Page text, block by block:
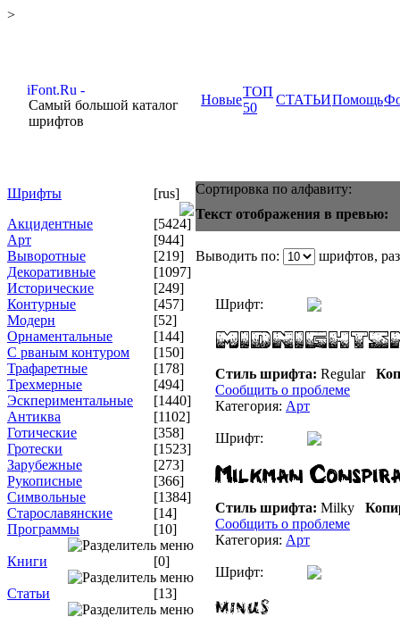
>
Самый большой каталог
шрифтов
Новые
ТОП
50
СТАТЬИПомощь
Шрифты
[rus]
Акцидентные
[5424]
Арт
[944]
Выворотные
[219]
Декоративные
[1097]
Исторические
[249]
Контурные
[457]
Модерн
[52]
Орнаментальные
[144]
С рваным контуром
[150]
Трафаретные
[178]
Трехмерные
[494]
Эскпериментальные
[1440]
Антиква
[1102]
Готические
[358]
Гротески
[1523]
Зарубежные
[273]
Рукописные
[366]
Символьные
[1384]
Старославянские
[14]
Программы
[10]
Книги [0]
Статьи [13]
Сортировка по алфавиту:
Текст отображения в превью:
Выводить по: шрифтов,
Шрифт:
Стиль шрифта: Regular
Сообщить о проблеме
Категория: Арт
Шрифт:
Стиль шрифта: Milky
Сообщить о проблеме
Категория: Арт
Шрифт: